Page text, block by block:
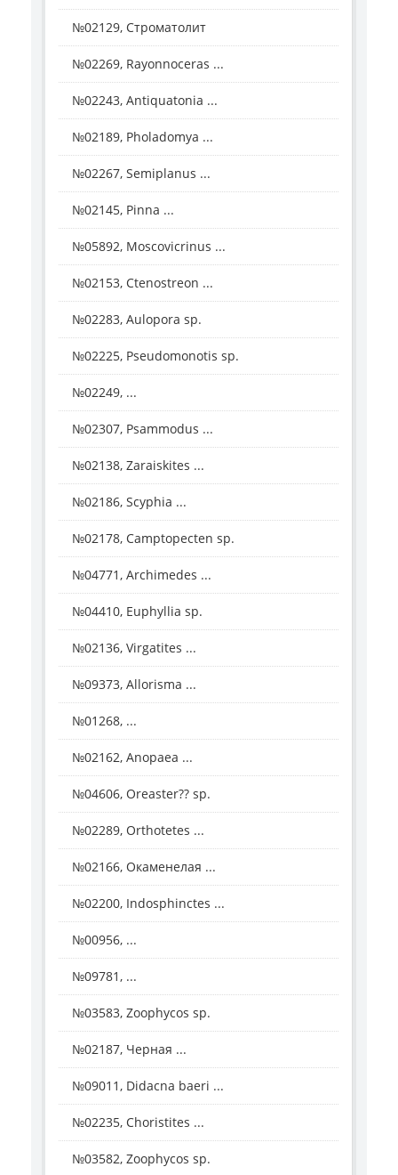
№02129, Строматолит
№02269, Rayonnoceras ...
№02243, Antiquatonia ...
№02189, Pholadomya ...
№02267, Semiplanus ...
№02145, Pinna ...
№05892, Moscovicrinus ...
№02153, Ctenostreon ...
№02283, Aulopora sp.
№02225, Pseudomonotis sp.
№02249, ...
№02307, Psammodus ...
№02138, Zaraiskites ...
№02186, Scyphia ...
№02178, Camptopecten sp.
№04771, Archimedes ...
№04410, Euphyllia sp.
№02136, Virgatites ...
№09373, Allorisma ...
№01268, ...
№02162, Anopaea ...
№04606, Oreaster?? sp.
№02289, Orthotetes ...
№02166, Окаменелая ...
№02200, Indosphinctes ...
№00956, ...
№09781, ...
№03583, Zoophycos sp.
№02187, Черная ...
№09011, Didacna baeri ...
№02235, Choristites ...
№03582, Zoophycos sp.